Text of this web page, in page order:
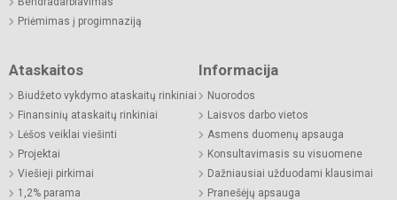
Priėmimas į progimnaziją
Ataskaitos
Biudžeto vykdymo ataskaitų rinkiniai
Finansinių ataskaitų rinkiniai
Lėšos veiklai viešinti
Projektai
Viešieji pirkimai
1,2% parama
Informacija
Nuorodos
Laisvos darbo vietos
Asmens duomenų apsauga
Konsultavimasis su visuomene
Dažniausiai užduodami klausimai
Pranešėjų apsauga